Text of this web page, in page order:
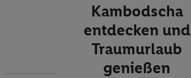
Kambodscha
entdecken und
Traumurlaub
genießen